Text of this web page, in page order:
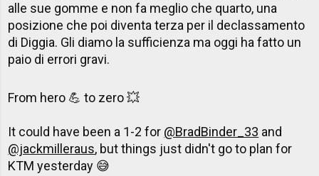
alle sue gomme e non fa meglio che quarto, una
posizione che poi diventa terza per il declassamento
di Diggia. Gli diamo la sufficienza ma oggi ha fatto un
paio di errori gravi.
From hero 💪 to zero 💥
It could have been a 1-2 for @BradBinder_33 and
@jackmilleraus, but things just didn't go to plan for
KTM yesterday 😅